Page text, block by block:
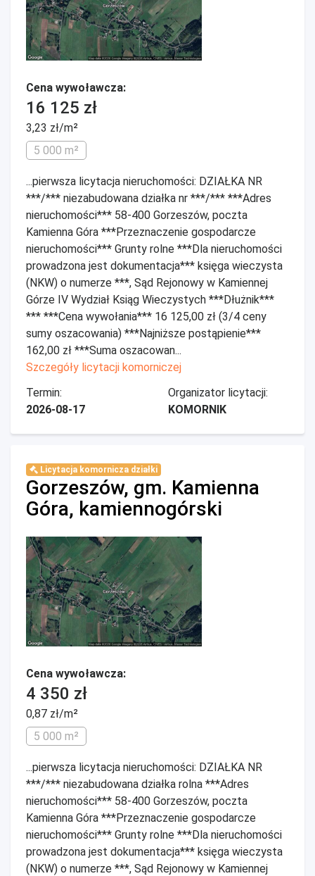
Cena wywoławcza:
16 125 zł
3,23 zł/m²
5 000 m²
...pierwsza licytacja nieruchomości: DZIAŁKA NR
***/*** niezabudowana działka nr ***/*** ***Adres
nieruchomości*** 58-400 Gorzeszów, poczta
Kamienna Góra ***Przeznaczenie gospodarcze
nieruchomości*** Grunty rolne ***Dla nieruchomości
prowadzona jest dokumentacja*** księga wieczysta
(NKW) o numerze ***, Sąd Rejonowy w Kamiennej
Górze IV Wydział Ksiąg Wieczystych ***Dłużnik***
*** ***Cena wywołania*** 16 125,00 zł (3/4 ceny
sumy oszacowania) ***Najniższe postąpienie***
162,00 zł ***Suma oszacowan...
Szczegóły licytacji komorniczej
Termin:
2026-08-17
Organizator licytacji:
KOMORNIK
Licytacja komornicza działki
Gorzeszów, gm. Kamienna
Góra, kamiennogórski
Cena wywoławcza:
4 350 zł
0,87 zł/m²
5 000 m²
...pierwsza licytacja nieruchomości: DZIAŁKA NR
***/*** niezabudowana działka rolna ***Adres
nieruchomości*** 58-400 Gorzeszów, poczta
Kamienna Góra ***Przeznaczenie gospodarcze
nieruchomości*** Grunty rolne ***Dla nieruchomości
prowadzona jest dokumentacja*** księga wieczysta
(NKW) o numerze ***, Sąd Rejonowy w Kamiennej